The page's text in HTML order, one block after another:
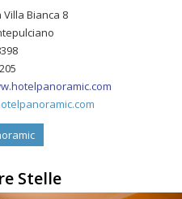
Villa Bianca 8
Stelle